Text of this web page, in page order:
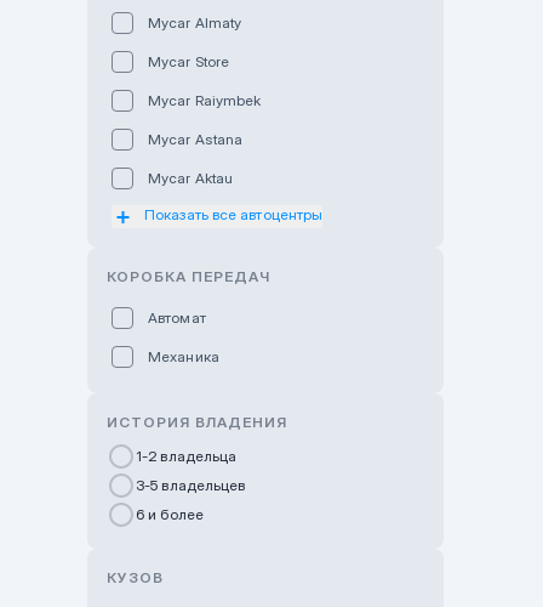
Mycar Almaty
Mycar Store
Mycar Raiymbek
Mycar Astana
Mycar Aktau
Mycar Uralsk
GWM Nurly Zhol
Chery Astana
Показать все автоцентры
КОРОБКА ПЕРЕДАЧ
Автомат
Механика
ИСТОРИЯ ВЛАДЕНИЯ
1-2 владельца
3-5 владельцев
6 и более
КУЗОВ